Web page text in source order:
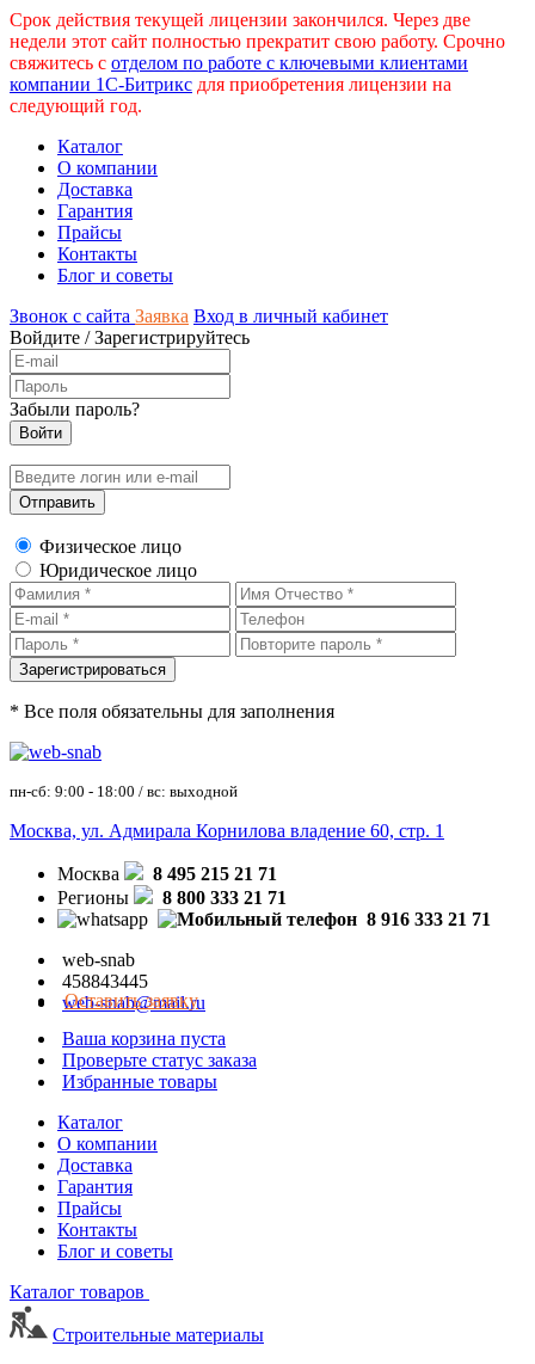
Срок действия текущей лицензии закончился. Через две
недели этот сайт полностью прекратит свою работу. Срочно
свяжитесь с отделом по работе с ключевыми клиентами
компании 1С-Битрикс для приобретения лицензии на
следующий год.
Каталог
О компании
Доставка
Гарантия
Прайсы
Контакты
Блог и советы
Звонок с сайта Заявка Вход в личный кабинет
Войдите /Зарегистрируйтесь
Забыли пароль?
Физическое лицо
Юридическое лицо
* Все поля обязательны для заполнения
пн-сб: 9:00 - 18:00 / вс: выходной
Москва, ул. Адмирала Корнилова владение 60, стр. 1
Москва
8 495 215 21 71
Регионы
8 800 333 21 71
8 916 333 21 71
web-snab
458843445
web-snab@mail.ru
Оставить заявку
Ваша корзина пуста
Проверьте статус заказа
Избранные товары
Каталог
О компании
Доставка
Гарантия
Прайсы
Контакты
Блог и советы
Каталог товаров
Строительные материалы